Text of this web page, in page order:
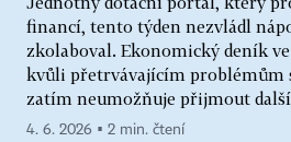
financí, tento týden nezvládl
zkolaboval. Ekonomický deník
kvůli přetrvávajícím problémům
zatím neumožňuje přijmout další
4. 6. 2026 ▪ 2 min. čtení